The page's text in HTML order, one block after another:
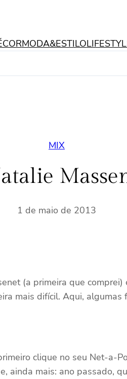
MODA&ESTILO
MIX
1 de maio de 2013
(a primeira que
mais difícil. Aqui,
clique no seu Net-a-
ainda mais: ano passado,